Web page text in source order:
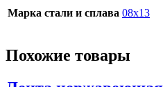
Марка стали и сплава 08х13
Похожие товары